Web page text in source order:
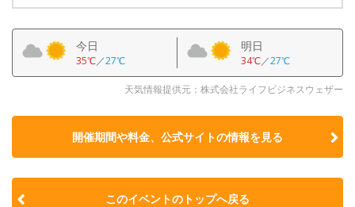
今日
35℃／27℃
明日
34℃／27℃
天気情報提供元：株式会社ライフビジネスウェザー
開催期間や料金、公式サイトの情報を見る
このイベントのトップへ戻る